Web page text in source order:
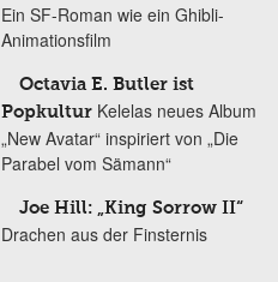
Ein SF-Roman wie ein Ghibli-
Animationsfilm
Octavia E. Butler ist
Popkultur Kelelas neues Album
„New Avatar“ inspiriert von „Die
Parabel vom Sämann“
Joe Hill: „King Sorrow II“
Drachen aus der Finsternis